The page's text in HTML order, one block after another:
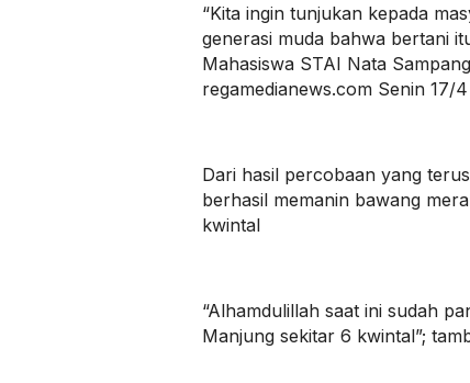
“Kita ingin tunjukan kepada
generasi muda bahwa bertani
Mahasiswa STAI Nata
regamedianews.com Senin 17/
Dari hasil percobaan yang
berhasil memanin bawang
kwintal
“Alhamdulillah saat ini sudah
Manjung sekitar 6 kwintal”;